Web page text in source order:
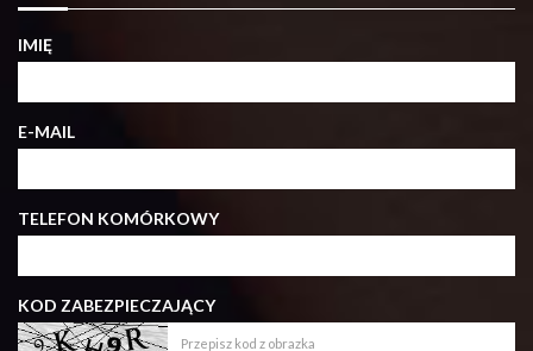
IMIĘ
E-MAIL
TELEFON KOMÓRKOWY
KOD ZABEZPIECZAJĄCY